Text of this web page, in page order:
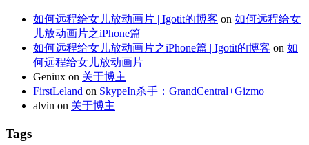
如何远程给女儿放动画片 | Igotit的博客 on 如何远程给女
儿放动画片之iPhone篇
如何远程给女儿放动画片之iPhone篇 | Igotit的博客 on 如
何远程给女儿放动画片
Geniux on 关于博主
FirstLeland on SkypeIn杀手：GrandCentral+Gizmo
alvin on 关于博主
Tags